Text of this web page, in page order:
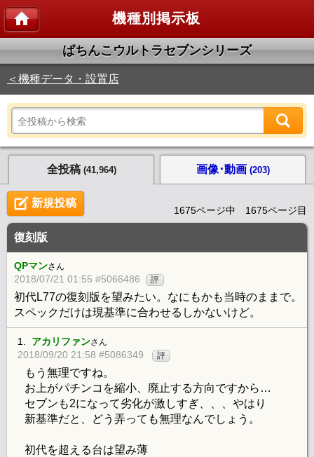
機種別掲示板
ぱちんこウルトラセブンシリーズ
＜機種データ・設置店
全投稿 (41,964) 画像･動画 (203)
新規投稿
1675ページ中 1675ページ目
復刻版
QPマンさん
2018/07/21 01:55 #5066486 評
初代L77の復刻版を望みたい。なにもかも当時のままで。
スペックだけは現基準に合わせるしかないけど。
1. アカリファンさん
2018/09/20 21:58 #5086349 評
もう無理ですね。
お上がパチンコを縮小、廃止する方向ですから…
セブンも2になって劣化が激しすぎ、、、やはり
新基準だと、どう弄っても無理なんでしょう。
初代を超える台は望み薄